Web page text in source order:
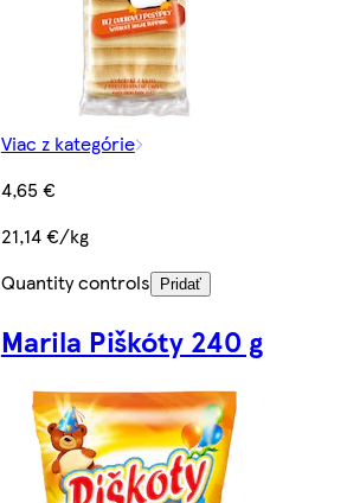
Viac z kategórie
4,65 €
21,14 €/kg
Quantity controls
Pridať
Marila Piškóty 240 g